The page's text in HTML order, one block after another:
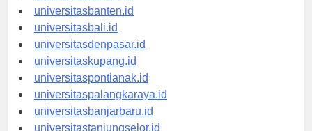
universitasserang.id
universitasbanten.id
universitasbali.id
universitasdenpasar.id
universitaskupang.id
universitaspontianak.id
universitaspalangkaraya.id
universitasbanjarbaru.id